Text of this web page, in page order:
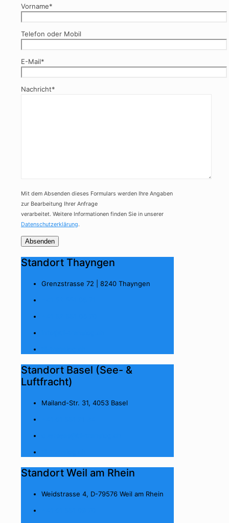
Vorname*
Telefon oder Mobil
E-Mail*
Nachricht*
Mit dem Absenden dieses Formulars werden Ihre Angaben
zur Bearbeitung Ihrer Anfrage
verarbeitet. Weitere Informationen finden Sie in unserer
Datenschutzerklärung.
Standort Thayngen
Grenzstrasse 72 | 8240 Thayngen
Standort Basel (See- &
Luftfracht)
Mailand-Str. 31, 4053 Basel
Standort Weil am Rhein
Weidstrasse 4, D-79576 Weil am Rhein